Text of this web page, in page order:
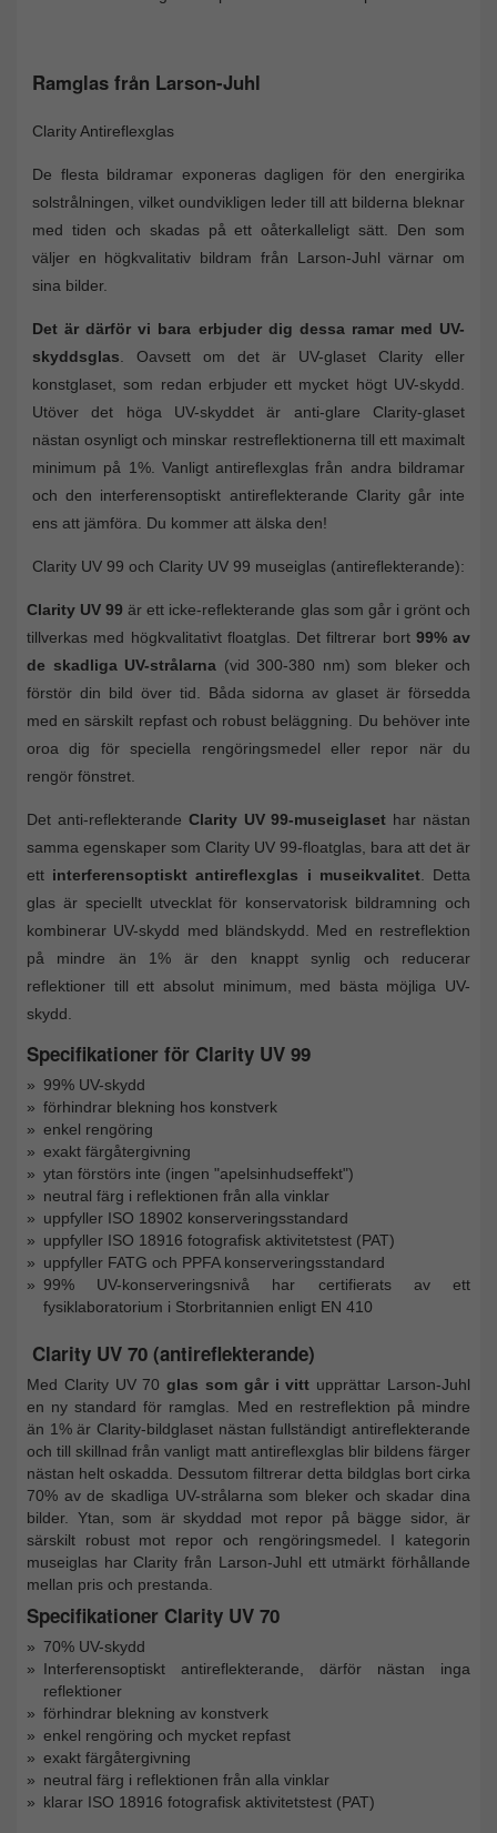
Ramglas från Larson-Juhl
Clarity Antireflexglas
De flesta bildramar exponeras dagligen för den energirika
solstrålningen, vilket oundvikligen leder till att bilderna bleknar
med tiden och skadas på ett oåterkalleligt sätt. Den som
väljer en högkvalitativ bildram från Larson-Juhl värnar om
sina bilder.
Det är därför vi bara erbjuder dig dessa ramar med UV-
skyddsglas . Oavsett om det är UV-glaset Clarity eller
konstglaset, som redan erbjuder ett mycket högt UV-skydd.
Utöver det höga UV-skyddet är anti-glare Clarity-glaset
nästan osynligt och minskar restreflektionerna till ett maximalt
minimum på 1%. Vanligt antireflexglas från andra bildramar
och den interferensoptiskt antireflekterande Clarity går inte
ens att jämföra. Du kommer att älska den!
Clarity UV 99 och Clarity UV 99 museiglas (antireflekterande):
Clarity UV 99 är ett icke-reflekterande glas som går i grönt och
tillverkas med högkvalitativt floatglas. Det filtrerar bort 99% av
de skadliga UV-strålarna (vid 300-380 nm) som bleker och
förstör din bild över tid. Båda sidorna av glaset är försedda
med en särskilt repfast och robust beläggning. Du behöver inte
oroa dig för speciella rengöringsmedel eller repor när du
rengör fönstret.
Det anti-reflekterande Clarity UV 99-museiglaset har nästan
samma egenskaper som Clarity UV 99-floatglas, bara att det är
ett interferensoptiskt antireflexglas i museikvalitet. Detta
glas är speciellt utvecklat för konservatorisk bildramning och
kombinerar UV-skydd med bländskydd. Med en restreflektion
på mindre än 1% är den knappt synlig och reducerar
reflektioner till ett absolut minimum, med bästa möjliga UV-
skydd.
Specifikationer för Clarity UV 99
99% UV-skydd
förhindrar blekning hos konstverk
enkel rengöring
exakt färgåtergivning
ytan förstörs inte (ingen "apelsinhudseffekt")
neutral färg i reflektionen från alla vinklar
uppfyller ISO 18902 konserveringsstandard
uppfyller ISO 18916 fotografisk aktivitetstest (PAT)
uppfyller FATG och PPFA konserveringsstandard
99% UV-konserveringsnivå har certifierats av ett
fysiklaboratorium i Storbritannien enligt EN 410
Clarity UV 70 (antireflekterande)
Med Clarity UV 70glas som går i vitt upprättar Larson-Juhl
en ny standard för ramglas. Med en restreflektion på mindre
än 1% är Clarity-bildglaset nästan fullständigt antireflekterande
och till skillnad från vanligt matt antireflexglas blir bildens färger
nästan helt oskadda. Dessutom filtrerar detta bildglas bort cirka
70% av de skadliga UV-strålarna som bleker och skadar dina
bilder. Ytan, som är skyddad mot repor på bägge sidor, är
särskilt robust mot repor och rengöringsmedel. I kategorin
museiglas har Clarity från Larson-Juhl ett utmärkt förhållande
mellan pris och prestanda.
Specifikationer Clarity UV 70
70% UV-skydd
Interferensoptiskt antireflekterande, därför nästan inga
reflektioner
förhindrar blekning av konstverk
enkel rengöring och mycket repfast
exakt färgåtergivning
neutral färg i reflektionen från alla vinklar
klarar ISO 18916 fotografisk aktivitetstest (PAT)